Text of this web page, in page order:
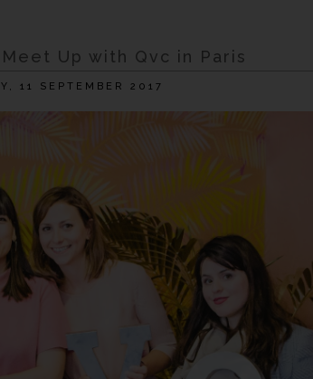
Up with Qvc in Paris
11 SEPTEMBER 2017